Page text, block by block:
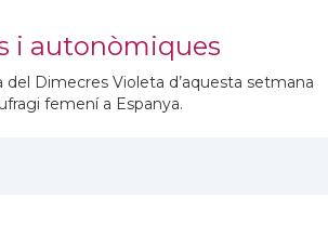
i autonòmiques
Dimecres Violeta d’aquesta setmana
femení a Espanya.